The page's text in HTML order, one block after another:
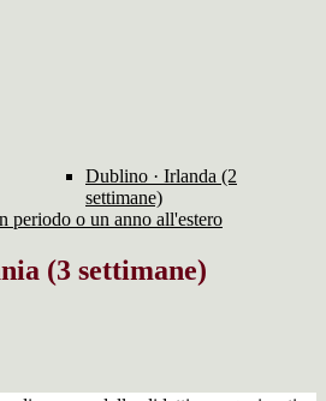
Dublino · Irlanda (2
settimane)
periodo o un anno all'estero
(3 settimane)